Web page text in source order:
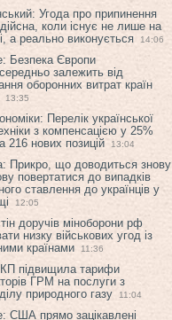
Угода про припинення
коли існує не лише на
а реально виконується
14:06
Безпека Європи
залежить від
оборонних витрат країн
13:35
Перелік української
з компенсацією у 25%
216 нових позицій
13:04
Прикро, що доводиться знову
повертатися до випадків
ставлення до українців у
12:05
доручів міноборони рф
низку військових угод із
країнами
11:36
підвищила тарифи
ГРМ на послуги з
природного газу
11:04
США прямо зацікавлені